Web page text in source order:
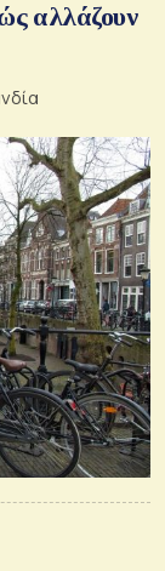
αλλάζουν